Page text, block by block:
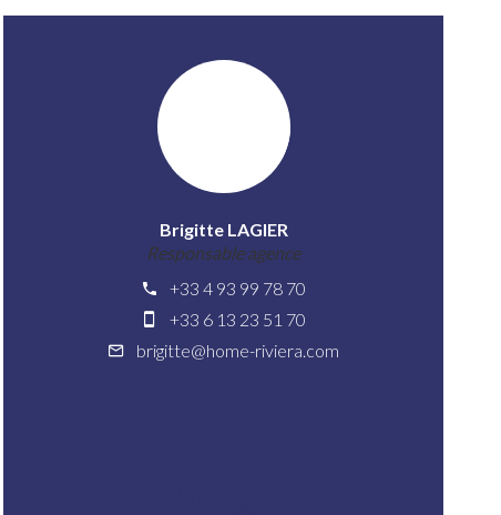
Brigitte LAGIER
Responsable agence
+33 4 93 99 78 70
+33 6 13 23 51 70
brigitte@home-riviera.com